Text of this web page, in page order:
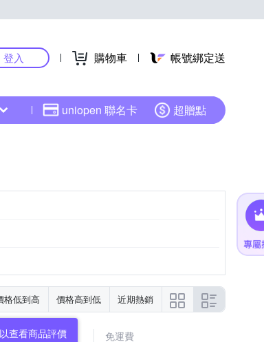
登入 購物車 帳號綁定送
uniopen 聯名卡 超贈點
格低到高 價格高到低 近期熱銷
查看商品評價 免運費